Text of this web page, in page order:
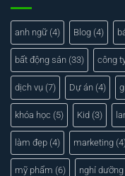
anh ngữ (4) Blog (4)
bất động sản (33) công
dịch vụ (7) Dự án (4)
khóa học (5) Kid (3)
làm đẹp (4) marketing
mỹ phẩm (6) nghỉ dưỡng